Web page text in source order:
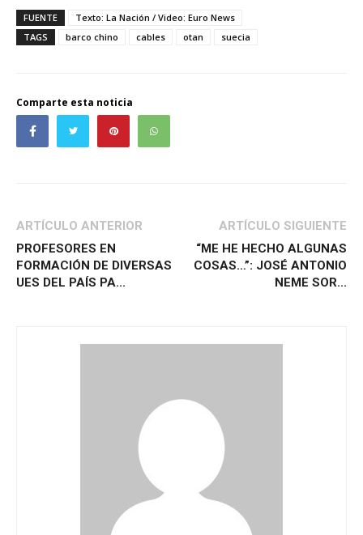
FUENTE
Texto: La Nación / Video: Euro News
TAGS
barco chino cables otan suecia
Comparte esta noticia
ARTÍCULO ANTERIOR
PROFESORES EN
FORMACIÓN DE DIVERSAS
UES DEL PAÍS PA...
ARTÍCULO SIGUIENTE
“ME HE HECHO ALGUNAS
COSAS…”: JOSÉ ANTONIO
NEME SOR...